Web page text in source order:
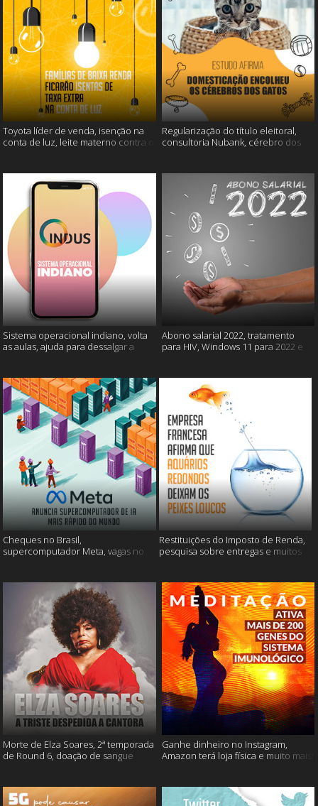
Toyota líder de venda, isenção na
conta de luz, leite materno contra o
Regularização do título eleitoral,
consultoria Nubank, cérebro dos
Sistema operacional indiano, volta
as aulas, ajuda para dessalgar a
Abono salarial 2022, tratamento
para HIV, Windows 11 para 2022 e
Cheques no Brasil,
supercomputador Meta, vagas no
Restituições do Imposto de Renda,
pesquisa sobre entregas e muitos
Morte de Elza Soares, 2ª temporada
de Round 6, doação de sangue
Ganhe dinheiro no Instagram,
Amazon terá loja física e muito mais!